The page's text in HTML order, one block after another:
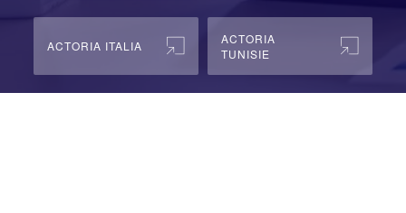
ACTORIA ITALIA
ACTORIA
TUNISIE